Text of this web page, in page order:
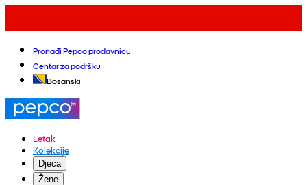
Pronađi Pepco prodavnicu
Centar za podršku
Bosanski
Letak
Kolekcije
Djeca
Žene